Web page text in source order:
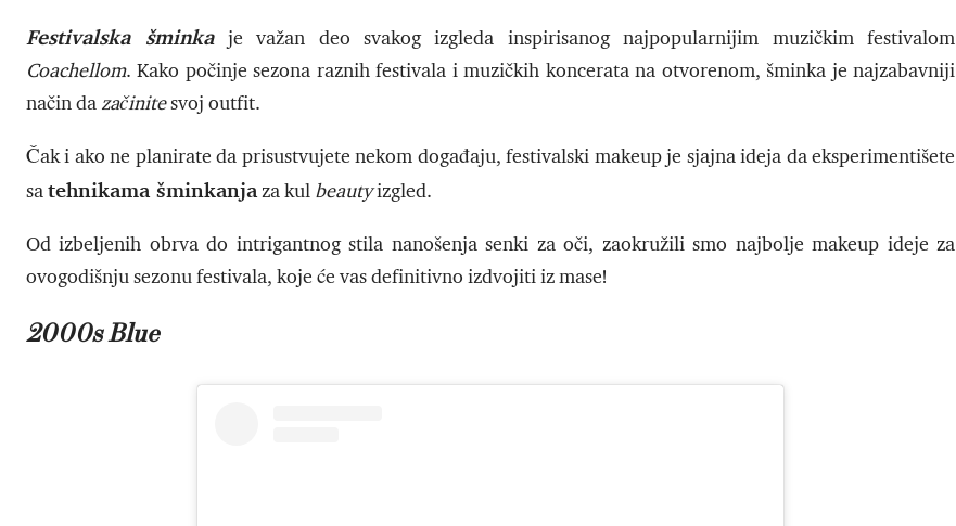
Festivalska šminkaje važan deo svakog izgleda inspirisanog najpopularnijim muzičkim festivalom
Coachellom. Kako počinje sezona raznih festivala i muzičkih koncerata na otvorenom, šminka je najzabavniji
način da začinitesvoj outfit.
Čak i ako ne planirate da prisustvujete nekom događaju, festivalski makeup je sjajna ideja da eksperimentišete
satehnikama šminkanjaza kul beautyizgled.
Od izbeljenih obrva do intrigantnog stila nanošenja senki za oči, zaokružili smo najbolje makeup ideje za
ovogodišnju sezonu festivala, koje će vas definitivno izdvojiti iz mase!
2000s Blue